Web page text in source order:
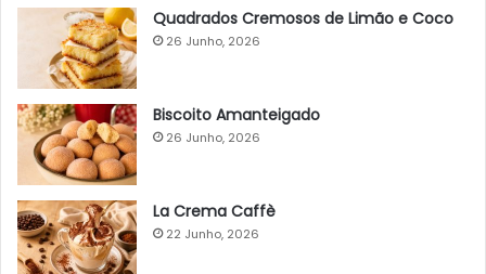
Quadrados Cremosos de Limão e Coco
26 Junho, 2026
Biscoito Amanteigado
26 Junho, 2026
La Crema Caffè
22 Junho, 2026